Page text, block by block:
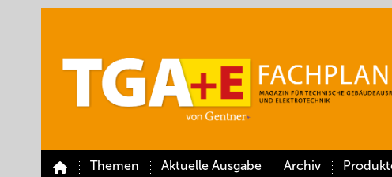
Themen Aktuelle Ausgabe Archiv